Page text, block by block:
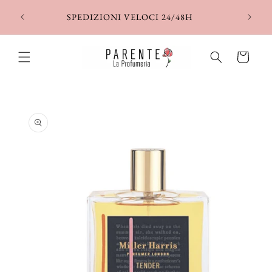
direttamente
SPEDIZIONI VELOCI 24/48H
Carrello
informazioni
sul prodotto